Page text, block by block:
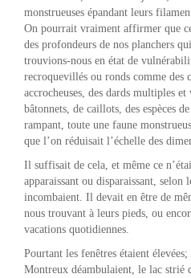
monstrueuses épandant leurs
On pourrait vraiment affirmer que
des profondeurs de nos planchers
trouvions-nous en état de
recroquevillés ou ronds comme des
accrocheuses, des dards multiples
bâtonnets, de caillots, des espèces
rampant, toute une faune
que l’on réduisait l’échelle des
Il suffisait de cela, et même ce
apparaissant ou disparaissant, selon
incombaient. Il devait en être de
nous trouvant à leurs pieds, ou
vacations quotidiennes.
Pourtant les fenêtres étaient
Montreux déambulaient, le lac strié